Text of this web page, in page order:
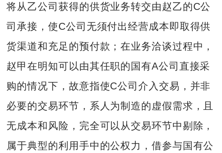
将从乙公司获得的供货业务转交由赵乙的C公
司承接，使C公司无须付出经营成本即取得供
货渠道和充足的预付款；在业务洽谈过程中，
赵甲在明知可以由其任职的国有A公司直接采
购的情况下，故意指使C公司介入交易，并非
必要的交易环节，系人为制造的虚假需求，且
无成本和风险，完全可以从交易环节中剔除，
属于典型的利用手中的公权力，借参与国有公